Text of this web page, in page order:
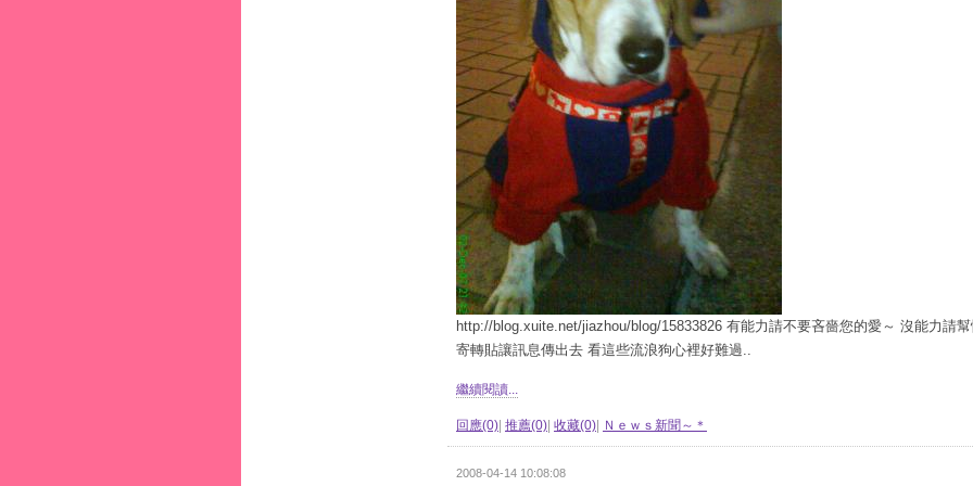
http://blog.xuite.net/jiazhou/blog/15833826 有能力請不要吝嗇您的愛～ 沒能力請
寄轉貼讓訊息傳出去 看這些流浪狗心裡好難過..
繼續閱讀...
回應(0) 推薦(0) 收藏(0) Ｎｅｗｓ新聞～＊
2008-04-14 10:08:08